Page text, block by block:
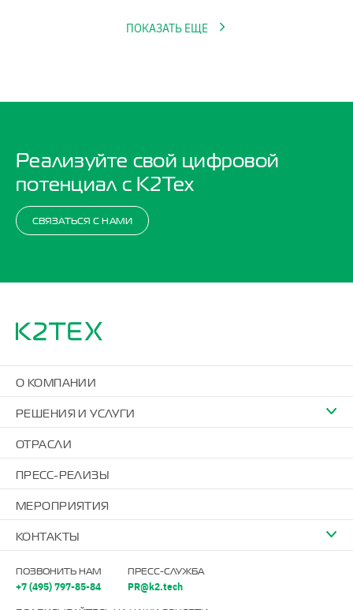
ПОКАЗАТЬ ЕЩЕ
Реализуйте свой цифровой
потенциал с K2Тех
СВЯЗАТЬСЯ С НАМИ
О КОМПАНИИ
РЕШЕНИЯ И УСЛУГИ
ОТРАСЛИ
ПРЕСС-РЕЛИЗЫ
МЕРОПРИЯТИЯ
КОНТАКТЫ
ПОЗВОНИТЬ НАМ
+7 (495) 797-85-84
ПРЕСС-СЛУЖБА
PR@k2.tech